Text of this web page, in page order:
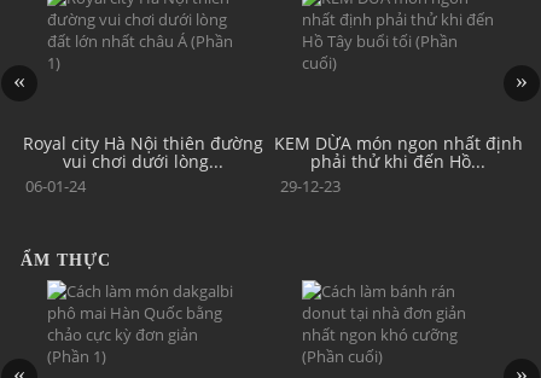
Royal city Hà Nội thiên đường
vui chơi dưới lòng...
06-01-24
KEM DỪA món ngon nhất định
phải thử khi đến Hồ...
29-12-23
ẨM THỰC